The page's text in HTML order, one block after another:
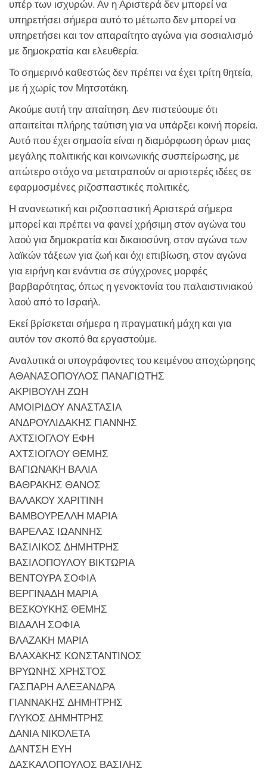
υπέρ των ισχυρών. Αν η Αριστερά δεν μπορεί να
υπηρετήσει σήμερα αυτό το μέτωπο δεν μπορεί να
υπηρετήσει και τον απαραίτητο αγώνα για σοσιαλισμό
με δημοκρατία και ελευθερία.
Το σημερινό καθεστώς δεν πρέπει να έχει τρίτη θητεία,
με ή χωρίς τον Μητσοτάκη.
Ακούμε αυτή την απαίτηση. Δεν πιστεύουμε ότι
απαιτείται πλήρης ταύτιση για να υπάρξει κοινή πορεία.
Αυτό που έχει σημασία είναι η διαμόρφωση όρων μιας
μεγάλης πολιτικής και κοινωνικής συσπείρωσης, με
απώτερο στόχο να μετατραπούν οι αριστερές ιδέες σε
εφαρμοσμένες ριζοσπαστικές πολιτικές.
Η ανανεωτική και ριζοσπαστική Αριστερά σήμερα
μπορεί και πρέπει να φανεί χρήσιμη στον αγώνα του
λαού για δημοκρατία και δικαιοσύνη, στον αγώνα των
λαϊκών τάξεων για ζωή και όχι επιβίωση, στον αγώνα
για ειρήνη και ενάντια σε σύγχρονες μορφές
βαρβαρότητας, όπως η γενοκτονία του παλαιστινιακού
λαού από το Ισραήλ.
Εκεί βρίσκεται σήμερα η πραγματική μάχη και για
αυτόν τον σκοπό θα εργαστούμε.
Αναλυτικά οι υπογράφοντες του κειμένου αποχώρησης
ΑΘΑΝΑΣΟΠΟΥΛΟΣ ΠΑΝΑΓΙΩΤΗΣ
ΑΚΡΙΒΟΥΛΗ ΖΩΗ
ΑΜΟΙΡΙΔΟΥ ΑΝΑΣΤΑΣΙΑ
ΑΝΔΡΟΥΛΙΔΑΚΗΣ ΓΙΑΝΝΗΣ
ΑΧΤΣΙΟΓΛΟΥ ΕΦΗ
ΑΧΤΣΙΟΓΛΟΥ ΘΕΜΗΣ
ΒΑΓΙΩΝΑΚΗ ΒΑΛΙΑ
ΒΑΘΡΑΚΗΣ ΘΑΝΟΣ
ΒΑΛΑΚΟΥ ΧΑΡΙΤΙΝΗ
ΒΑΜΒΟΥΡΕΛΛΗ ΜΑΡΙΑ
ΒΑΡΕΛΑΣ ΙΩΑΝΝΗΣ
ΒΑΣΙΛΙΚΟΣ ΔΗΜΗΤΡΗΣ
ΒΑΣΙΛΟΠΟΥΛΟΥ ΒΙΚΤΩΡΙΑ
ΒΕΝΤΟΥΡΑ ΣΟΦΙΑ
ΒΕΡΓΙΝΑΔΗ ΜΑΡΙΑ
ΒΕΣΚΟΥΚΗΣ ΘΕΜΗΣ
ΒΙΔΑΛΗ ΣΟΦΙΑ
ΒΛΑΖΑΚΗ ΜΑΡΙΑ
ΒΛΑΧΑΚΗΣ ΚΩΝΣΤΑΝΤΙΝΟΣ
ΒΡΥΩΝΗΣ ΧΡΗΣΤΟΣ
ΓΑΣΠΑΡΗ ΑΛΕΞΑΝΔΡΑ
ΓΙΑΝΝΑΚΗΣ ΔΗΜΗΤΡΗΣ
ΓΛΥΚΟΣ ΔΗΜΗΤΡΗΣ
ΔΑΝΙΑ ΝΙΚΟΛΕΤΑ
ΔΑΝΤΣΗ ΕΥΗ
ΔΑΣΚΑΛΟΠΟΥΛΟΣ ΒΑΣΙΛΗΣ